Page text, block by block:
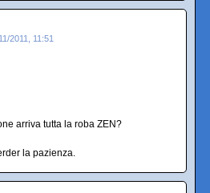
2011, 11:51
arriva tutta la roba ZEN?
la pazienza.